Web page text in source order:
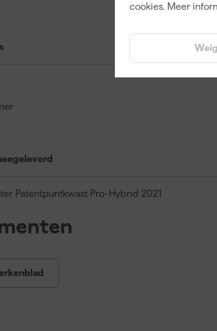
cookies. Meer
Patentpuntkwast Pro-Hybrid 2021